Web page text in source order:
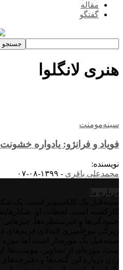
مقاله
گفتگو
هنری لانگلوا
سینه‌مومنت
فویاد و فرانژو: یادواره خشونت
نویسنده:
محمدعلی باقری - ۱۳۹۹-۰۸-۰۷
درباره‌ ما